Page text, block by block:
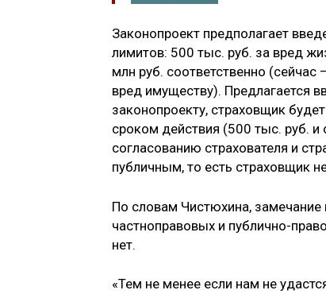
Законопроект предполагает
лимитов: 500 тыс. руб. за вред
млн руб. соответственно
вред имуществу). Предлагается
законопроекту, страховщик
сроком действия (500 тыс. руб.
согласованию страхователя и
публичным, то есть страховщик
По словам Чистюхина,
частноправовых и публично-
нет.
«Тем не менее если нам не